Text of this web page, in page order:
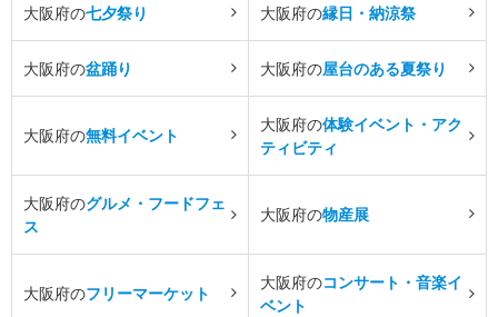
大阪府の七夕祭り 大阪府の縁日・納涼祭
大阪府の盆踊り 大阪府の屋台のある夏祭り
大阪府の無料イベント
大阪府の体験イベント・アク
ティビティ
大阪府のグルメ・フードフェ
ス
大阪府の物産展
大阪府のフリーマーケット
大阪府のコンサート・音楽イ
ベント